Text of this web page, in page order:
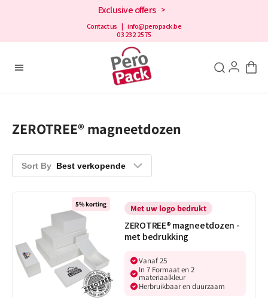
Exclusive offers >
Contact us | info@peropack.be
03 232 2575
ZEROTREE® magneetdozen
Sort By Best verkopende
bedrukking
5% korting Met uw logo bedrukt
ZEROTREE® magneetdozen -
met bedrukking
Vanaf 25
In 7 Formaat en 2
materiaalkleur
Herbruikbaar en duurzaam